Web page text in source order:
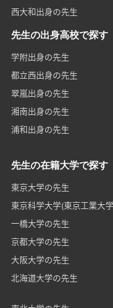
西大和出身の先生
先生の出身高校で探す
学附出身の先生
都立西出身の先生
翠嵐出身の先生
湘南出身の先生
浦和出身の先生
先生の在籍大学で探す
東京大学の先生
東京科学大学(東京工業大
一橋大学の先生
京都大学の先生
大阪大学の先生
北海道大学の先生